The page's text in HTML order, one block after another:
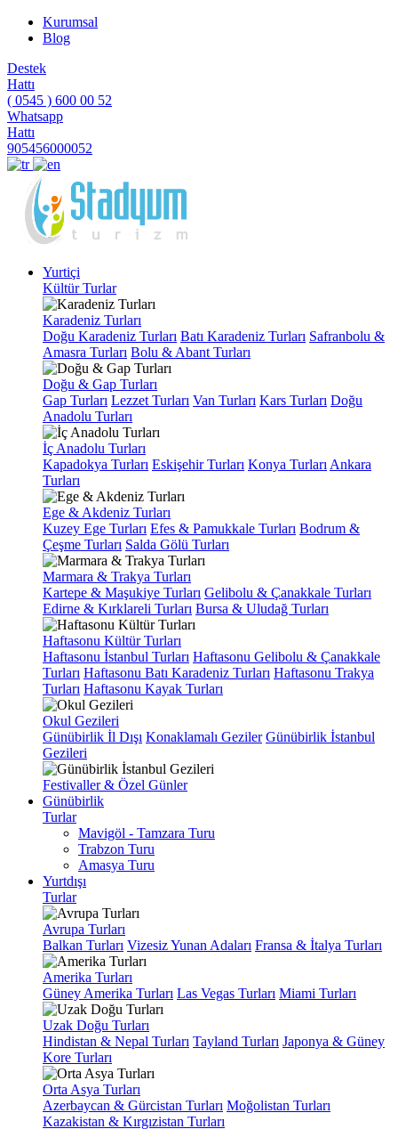
Kurumsal
Blog
Destek
Hattı
( 0545 ) 600 00 52
Whatsapp
Hattı
905456000052
Yurtiçi
Kültür Turlar
Karadeniz Turları
Doğu Karadeniz Turları Batı Karadeniz Turları Safranbolu &
Amasra Turları Bolu & Abant Turları
Doğu & Gap Turları
Gap Turları Lezzet Turları Van Turları Kars Turları Doğu
Anadolu Turları
İç Anadolu Turları
Kapadokya Turları Eskişehir Turları Konya Turları Ankara
Turları
Ege & Akdeniz Turları
Kuzey Ege Turları Efes & Pamukkale Turları Bodrum &
Çeşme Turları Salda Gölü Turları
Marmara & Trakya Turları
Kartepe & Maşukiye Turları Gelibolu & Çanakkale Turları
Edirne & Kırklareli Turları Bursa & Uludağ Turları
Haftasonu Kültür Turları
Haftasonu İstanbul Turları Haftasonu Gelibolu & Çanakkale
Turları Haftasonu Batı Karadeniz Turları Haftasonu Trakya
Turları Haftasonu Kayak Turları
Okul Gezileri
Günübirlik İl Dışı Konaklamalı Geziler Günübirlik İstanbul
Gezileri
Festivaller & Özel Günler
Günübirlik
Turlar
Mavigöl - Tamzara Turu
Trabzon Turu
Amasya Turu
Yurtdışı
Turlar
Avrupa Turları
Balkan Turları Vizesiz Yunan Adaları Fransa & İtalya Turları
Amerika Turları
Güney Amerika Turları Las Vegas Turları Miami Turları
Uzak Doğu Turları
Hindistan & Nepal Turları Tayland Turları Japonya & Güney
Kore Turları
Orta Asya Turları
Azerbaycan & Gürcistan Turları Moğolistan Turları
Kazakistan & Kırgızistan Turları